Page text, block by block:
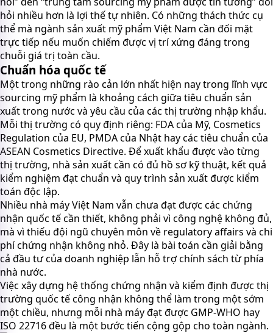
hỏi nhiều hơn là lợi thế tự nhiên. Có những thách thức cụ
thể mà ngành sản xuất mỹ phẩm Việt Nam cần đối mặt
trực tiếp nếu muốn chiếm được vị trí xứng đáng trong
chuỗi giá trị toàn cầu.
Chuẩn hóa quốc tế
Một trong những rào cản lớn nhất hiện nay trong lĩnh vực
sourcing mỹ phẩm là khoảng cách giữa tiêu chuẩn sản
xuất trong nước và yêu cầu của các thị trường nhập khẩu.
Mỗi thị trường có quy định riêng: FDA của Mỹ, Cosmetics
Regulation của EU, PMDA của Nhật hay các tiêu chuẩn của
ASEAN Cosmetics Directive. Để xuất khẩu được vào từng
thị trường, nhà sản xuất cần có đủ hồ sơ kỹ thuật, kết quả
kiểm nghiệm đạt chuẩn và quy trình sản xuất được kiểm
toán độc lập.
Nhiều nhà máy Việt Nam vẫn chưa đạt được các chứng
nhận quốc tế cần thiết, không phải vì công nghệ không đủ,
mà vì thiếu đội ngũ chuyên môn về regulatory affairs và chi
phí chứng nhận không nhỏ. Đây là bài toán cần giải bằng
cả đầu tư của doanh nghiệp lẫn hỗ trợ chính sách từ phía
nhà nước.
Việc xây dựng hệ thống chứng nhận và kiểm định được thị
trường quốc tế công nhận không thể làm trong một sớm
một chiều, nhưng mỗi nhà máy đạt được GMP-WHO hay
ISO 22716 đều là một bước tiến cộng gộp cho toàn ngành.